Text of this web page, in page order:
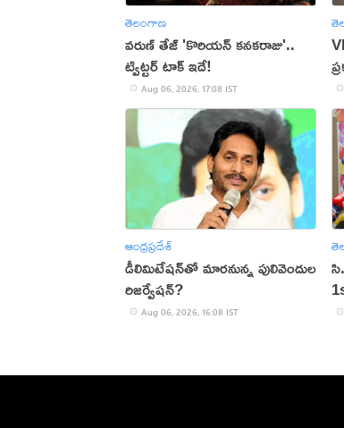
తెలంగాణ
వరుణ్ తేజ్ 'కొరియన్ కనకరాజు'..
ట్విట్టర్ టాక్ ఇదే!
Aug 06, 2026, 17:08 IST
ఆంధ్రప్రదేశ్
డీలిమిటేషన్‌తో మారనున్న పులివెందుల
రిజర్వేషన్?
Aug 06, 2026, 16:08 IST